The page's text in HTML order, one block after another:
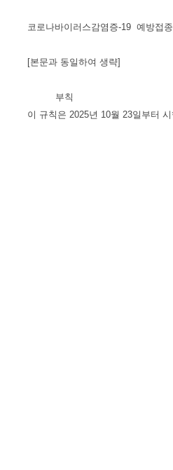
코로나바이러스감염증-19 예방접
[본문과 동일하여 생략]
부칙
이 규칙은 2025년 10월 23일부터 시